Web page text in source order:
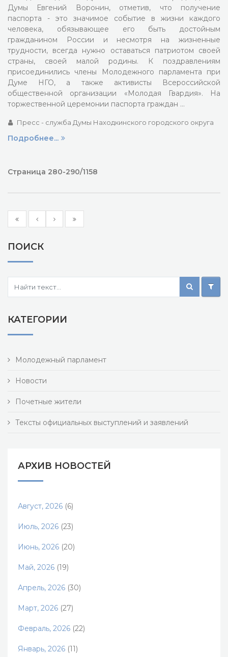
Думы Евгений Воронин, отметив, что получение
паспорта - это значимое событие в жизни каждого
человека, обязывающее его быть достойным
гражданином России и несмотря на жизненные
трудности, всегда нужно оставаться патриотом своей
страны, своей малой родины. К поздравлениям
присоединились члены Молодежного парламента при
Думе НГО, а также активисты Всероссийской
общественной организации «Молодая Гвардия». На
торжественной церемонии паспорта граждан …
Пресс - служба Думы Находкинского городского округа
Подробнее...
Страница 280-290/1158
ПОИСК
КАТЕГОРИИ
Молодежный парламент
Новости
Почетные жители
Тексты официальных выступлений и заявлений
АРХИВ НОВОСТЕЙ
Август, 2026 (6)
Июль, 2026 (23)
Июнь, 2026 (20)
Май, 2026 (19)
Апрель, 2026 (30)
Март, 2026 (27)
Февраль, 2026 (22)
Январь, 2026 (11)